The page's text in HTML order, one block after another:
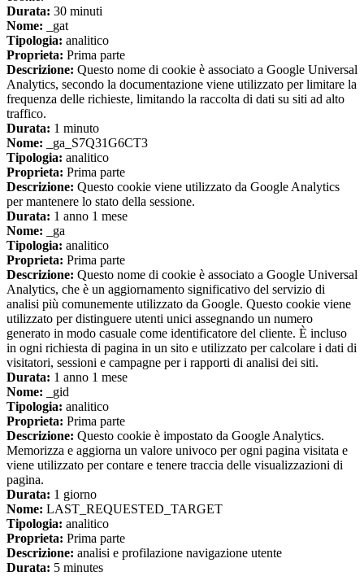
Durata: 30 minuti
Nome: _gat
Tipologia: analitico
Proprieta: Prima parte
Descrizione: Questo nome di cookie è associato a Google Universal
Analytics, secondo la documentazione viene utilizzato per limitare la
frequenza delle richieste, limitando la raccolta di dati su siti ad alto
traffico.
Durata: 1 minuto
Nome: _ga_S7Q31G6CT3
Tipologia: analitico
Proprieta: Prima parte
Descrizione: Questo cookie viene utilizzato da Google Analytics
per mantenere lo stato della sessione.
Durata: 1 anno 1 mese
Nome: _ga
Tipologia: analitico
Proprieta: Prima parte
Descrizione: Questo nome di cookie è associato a Google Universal
Analytics, che è un aggiornamento significativo del servizio di
analisi più comunemente utilizzato da Google. Questo cookie viene
utilizzato per distinguere utenti unici assegnando un numero
generato in modo casuale come identificatore del cliente. È incluso
in ogni richiesta di pagina in un sito e utilizzato per calcolare i dati di
visitatori, sessioni e campagne per i rapporti di analisi dei siti.
Durata: 1 anno 1 mese
Nome: _gid
Tipologia: analitico
Proprieta: Prima parte
Descrizione: Questo cookie è impostato da Google Analytics.
Memorizza e aggiorna un valore univoco per ogni pagina visitata e
viene utilizzato per contare e tenere traccia delle visualizzazioni di
pagina.
Durata: 1 giorno
Nome: LAST_REQUESTED_TARGET
Tipologia: analitico
Proprieta: Prima parte
Descrizione: analisi e profilazione navigazione utente
Durata: 5 minutes